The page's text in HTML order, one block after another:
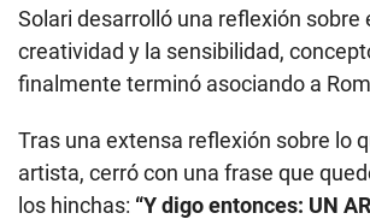
Solari desarrolló una reflexión sobre
creatividad y la sensibilidad,
finalmente terminó asociando a
Tras una extensa reflexión sobre lo
artista, cerró con una frase que
los hinchas: “Y digo entonces: UN